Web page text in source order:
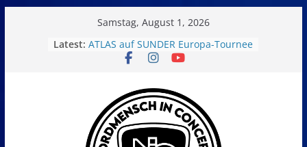
Samstag, August 1, 2026
Latest: ATLAS auf SUNDER Europa-Tournee
Oelde Open Air 2026
Metal und Camping in
Freißenbüttel (Ausverkauft!)
FEED THE SICKNESS im Interview
I Prevail – Violent Nature Europe
Tour